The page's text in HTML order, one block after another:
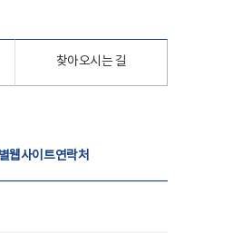
찾아오시는 길
웹사이트연락처